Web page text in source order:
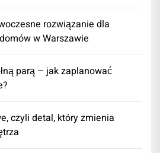
rozwiązanie dla
w Warszawie
parą – jak zaplanować
czyli detal, który zmienia